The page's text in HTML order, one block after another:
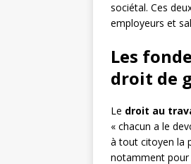
sociétal. Ces
employeurs et
Les
droit de
Le droit au
« chacun a le
à tout citoyen la
notamment pour